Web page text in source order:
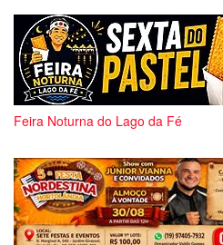
Feira Noturna do Lago da Fé